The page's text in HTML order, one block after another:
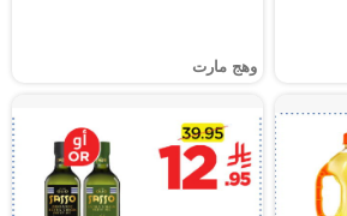
وهج مارت